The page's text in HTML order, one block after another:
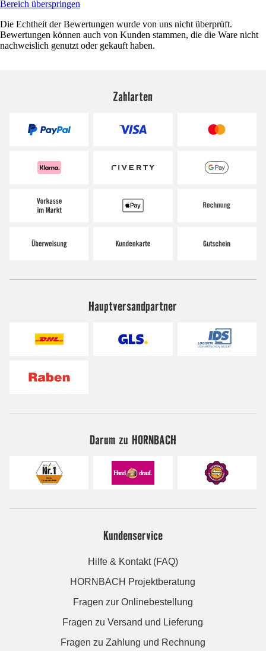
Bereich überspringen
Die Echtheit der Bewertungen wurde von uns nicht überprüft.
Bewertungen können auch von Kunden stammen, die die Ware nicht
nachweislich genutzt oder gekauft haben.
Zahlarten
Hauptversandpartner
Darum zu HORNBACH
Kundenservice
Hilfe & Kontakt (FAQ)
HORNBACH Projektberatung
Fragen zur Onlinebestellung
Fragen zu Versand und Lieferung
Fragen zu Zahlung und Rechnung